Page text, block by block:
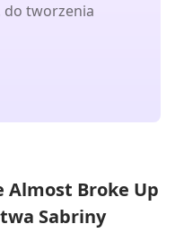
do tworzenia
Almost Broke Up
Sabriny